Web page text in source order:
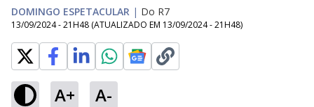
DOMINGO ESPETACULAR | Do R7
13/09/2024 - 21H48 (ATUALIZADO EM 13/09/2024 - 21H48)
A+ A-